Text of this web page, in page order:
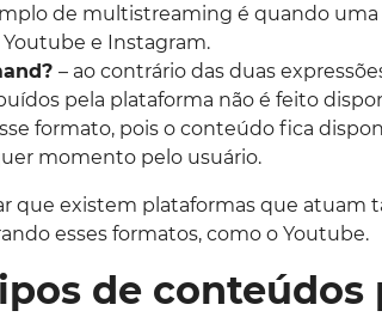
de multistreaming é quando
Youtube e Instagram.
– ao contrário das duas
pela plataforma não é feito
formato, pois o conteúdo fica
momento pelo usuário.
que existem plataformas que atuam
esses formatos, como o Youtube.
de